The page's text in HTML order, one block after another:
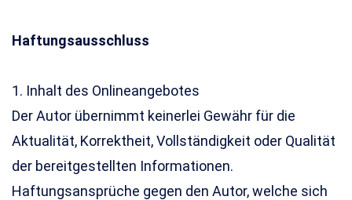
Haftungsausschluss
1. Inhalt des Onlineangebotes
Der Autor übernimmt keinerlei Gewähr für die
Aktualität, Korrektheit, Vollständigkeit oder Qualität
der bereitgestellten Informationen.
Haftungsansprüche gegen den Autor, welche sich